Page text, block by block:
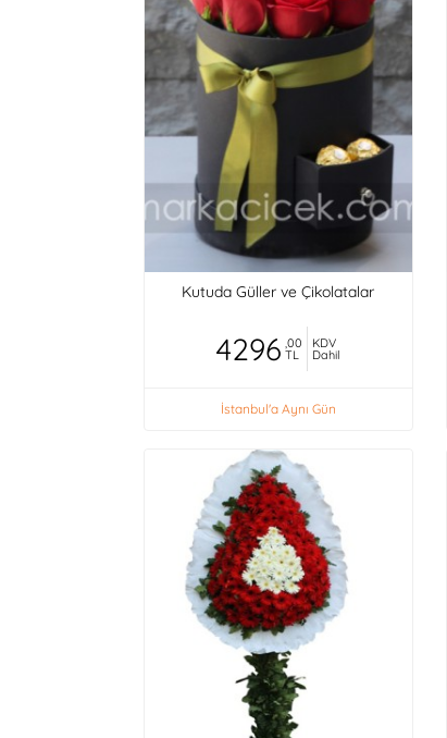
Kutuda Güller ve Çikolatalar
4296 ,00
TL
KDV
Dahil
İstanbul'a Aynı Gün